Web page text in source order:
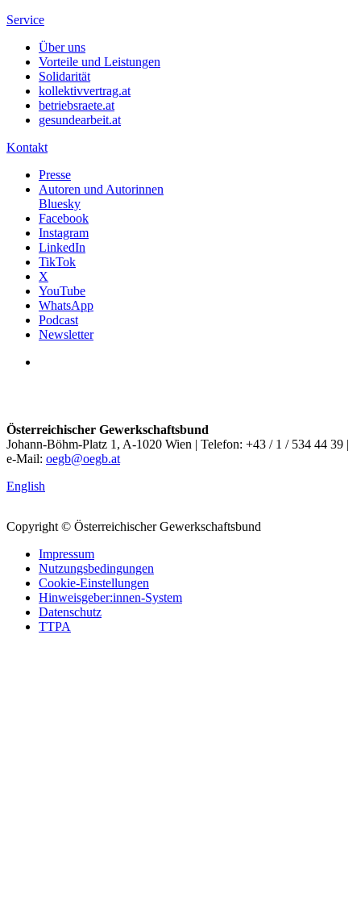
Service
Über uns
Vorteile und Leistungen
Solidarität
kollektivvertrag.at
betriebsraete.at
gesundearbeit.at
Kontakt
Presse
Autoren und Autorinnen
Bluesky
Facebook
Instagram
LinkedIn
TikTok
X
YouTube
WhatsApp
Podcast
Newsletter
Österreichischer Gewerkschaftsbund
Johann-Böhm-Platz 1, A-1020 Wien | Telefon: +43 / 1 / 534 44 39 |
e-Mail: oegb@oegb.at
English
Copyright © Österreichischer Gewerkschaftsbund
Impressum
Nutzungsbedingungen
Cookie-Einstellungen
Hinweisgeber:innen-System
Datenschutz
TTPA